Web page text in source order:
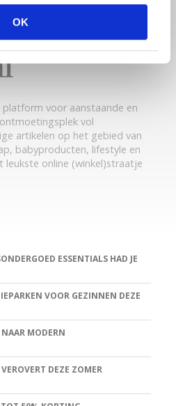
OK
platform voor aanstaande en
vol
artikelen op het gebied van
babyproducten, lifestyle en
leukste online (winkel)straatje
ESSENTIALS HAD JE
VOOR GEZINNEN DEZE
MODERN
DEZE ZOMER